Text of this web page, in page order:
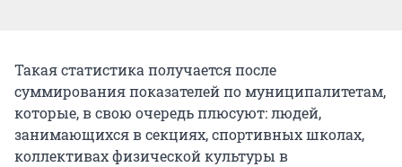
Такая статистика получается после
суммирования показателей по муниципалитетам,
которые, в свою очередь плюсуют: людей,
занимающихся в секциях, спортивных школах,
коллективах физической культуры в